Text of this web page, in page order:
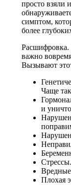
просто взяли
симптом,
более
Расшифровка.
важно
Вызывают
Чаще
и
Стрессы.
Плохая